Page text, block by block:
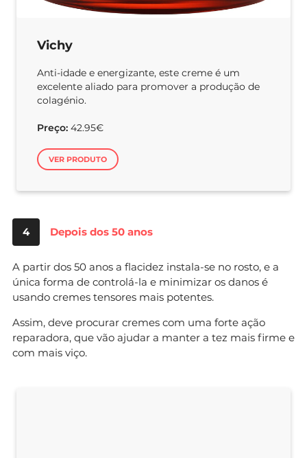
Vichy
Anti-idade e energizante, este creme é um
excelente aliado para promover a produção de
colagénio.
Preço: 42.95€
VER PRODUTO
4 Depois dos 50 anos
A partir dos 50 anos a flacidez instala-se no rosto, e a
única forma de controlá-la e minimizar os danos é
usando cremes tensores mais potentes.
Assim, deve procurar cremes com uma forte ação
reparadora, que vão ajudar a manter a tez mais firme e
com mais viço.